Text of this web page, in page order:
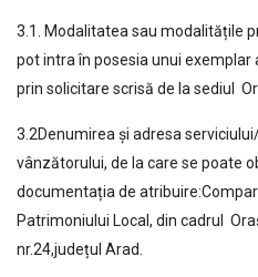
3.1. Modalitatea sau modalitățile
pot intra în posesia unui
prin solicitare scrisă de la sediul
3.2Denumirea și adresa
vânzătorului, de la care se poate
documentația de
Patrimoniului Local, din cadrul
nr.24,județul Arad.